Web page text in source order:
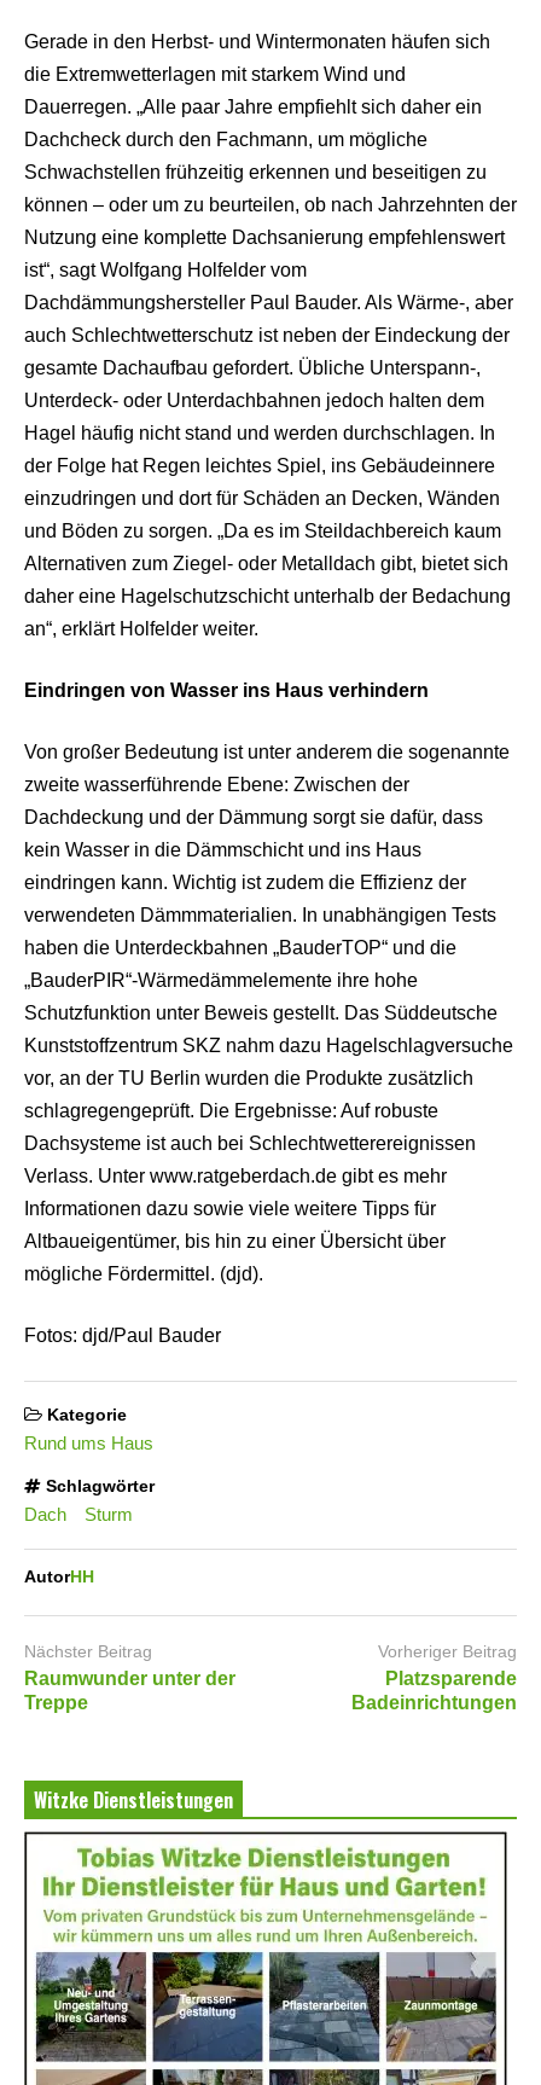
Gerade in den Herbst- und Wintermonaten häufen sich
die Extremwetterlagen mit starkem Wind und
Dauerregen. „Alle paar Jahre empfiehlt sich daher ein
Dachcheck durch den Fachmann, um mögliche
Schwachstellen frühzeitig erkennen und beseitigen zu
können – oder um zu beurteilen, ob nach Jahrzehnten der
Nutzung eine komplette Dachsanierung empfehlenswert
ist“, sagt Wolfgang Holfelder vom
Dachdämmungshersteller Paul Bauder. Als Wärme-, aber
auch Schlechtwetterschutz ist neben der Eindeckung der
gesamte Dachaufbau gefordert. Übliche Unterspann-,
Unterdeck- oder Unterdachbahnen jedoch halten dem
Hagel häufig nicht stand und werden durchschlagen. In
der Folge hat Regen leichtes Spiel, ins Gebäudeinnere
einzudringen und dort für Schäden an Decken, Wänden
und Böden zu sorgen. „Da es im Steildachbereich kaum
Alternativen zum Ziegel- oder Metalldach gibt, bietet sich
daher eine Hagelschutzschicht unterhalb der Bedachung
an“, erklärt Holfelder weiter.
Eindringen von Wasser ins Haus verhindern
Von großer Bedeutung ist unter anderem die sogenannte
zweite wasserführende Ebene: Zwischen der
Dachdeckung und der Dämmung sorgt sie dafür, dass
kein Wasser in die Dämmschicht und ins Haus
eindringen kann. Wichtig ist zudem die Effizienz der
verwendeten Dämmmaterialien. In unabhängigen Tests
haben die Unterdeckbahnen „BauderTOP“ und die
„BauderPIR“-Wärmedämmelemente ihre hohe
Schutzfunktion unter Beweis gestellt. Das Süddeutsche
Kunststoffzentrum SKZ nahm dazu Hagelschlagversuche
vor, an der TU Berlin wurden die Produkte zusätzlich
schlagregengeprüft. Die Ergebnisse: Auf robuste
Dachsysteme ist auch bei Schlechtwetterereignissen
Verlass. Unter www.ratgeberdach.de gibt es mehr
Informationen dazu sowie viele weitere Tipps für
Altbaueigentümer, bis hin zu einer Übersicht über
mögliche Fördermittel. (djd).
Fotos: djd/Paul Bauder
Kategorie
Rund ums Haus
Schlagwörter
Dach Sturm
AutorHH
Nächster Beitrag
Raumwunder unter der
Treppe
Vorheriger Beitrag
Platzsparende
Badeinrichtungen
Witzke Dienstleistungen